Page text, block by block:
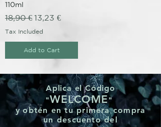
110ml
Regular Price
18,90 € Sale Price
13,23 €
Tax Included
Add to Cart
Aplica el Código
"WELCOME "
yobtén en tu primera compra
undescuento del